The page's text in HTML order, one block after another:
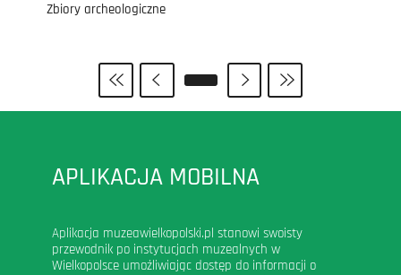
Zbiory archeologiczne
APLIKACJA MOBILNA
Aplikacja muzeawielkopolski.pl stanowi swoisty
przewodnik po instytucjach muzealnych w
Wielkopolsce umożliwiając dostęp do informacji o